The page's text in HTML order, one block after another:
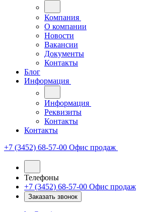
Компания
О компании
Новости
Вакансии
Документы
Контакты
Блог
Информация
Информация
Реквизиты
Контакты
Контакты
+7 (3452) 68-57-00 Офис продаж
Телефоны
+7 (3452) 68-57-00 Офис продаж
Заказать звонок